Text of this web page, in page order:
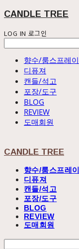
CANDLE TREE
LOG IN 로그인
향수/룸스프레이
디퓨져
캔들/석고
포장/도구
BLOG
REVIEW
도매회원
CANDLE TREE
향수/룸스프레이
디퓨져
캔들/석고
포장/도구
BLOG
REVIEW
도매회원